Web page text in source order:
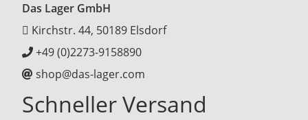
Das Lager GmbH
Kirchstr. 44, 50189 Elsdorf
+49 (0)2273-9158890
shop@das-lager.com
Schneller Versand